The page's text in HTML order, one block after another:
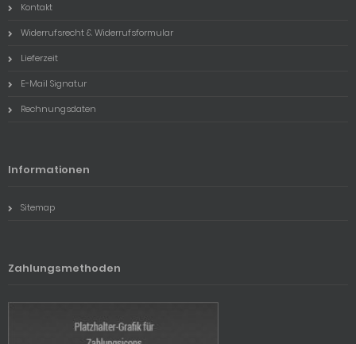
Kontakt
Widerrufsrecht & Widerrufsformular
Lieferzeit
E-Mail Signatur
Rechnungsdaten
Informationen
Sitemap
Zahlungsmethoden